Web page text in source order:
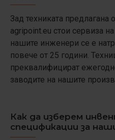
Зад техниката предлагана
agripoint.eu стои сервиза
нашите инженери се е
повече от 25 години.
преквалифицират
заводите на нашите
Как да изберем
спецификации за